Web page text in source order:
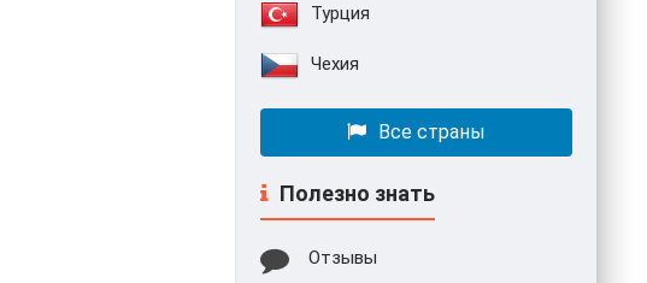
Турция
Чехия
Все страны
Полезно знать
Отзывы